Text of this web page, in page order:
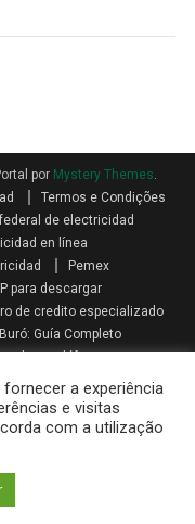
por Mystery Themes.
Termos e Condições
de electricidad
en línea
Pemex
para descargar
de credito especializado
Buró: Guía Completo
por Ley
Aguinaldo
Primas vacacionales
amigo sin limite
facturacion
a experiência
e visitas
com a utilização